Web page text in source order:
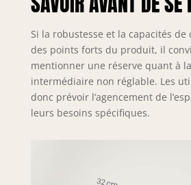
Si la robustesse et la capacités
des points forts du produit, il
mentionner une réserve quant à
intermédiaire non réglable. Les
donc prévoir l’agencement de
leurs besoins spécifiques.